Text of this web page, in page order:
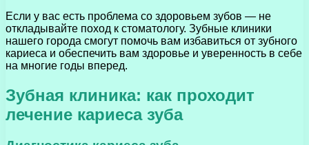
Если у вас есть проблема со здоровьем зубов — не
откладывайте поход к стоматологу. Зубные клиники
нашего города смогут помочь вам избавиться от зубного
кариеса и обеспечить вам здоровье и уверенность в себе
на многие годы вперед.
Зубная клиника: как проходит
лечение кариеса зуба